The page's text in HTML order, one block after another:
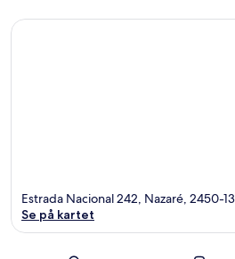
Estrada Nacional 242, Nazaré, 2450-
Se på kartet